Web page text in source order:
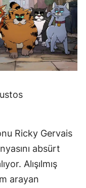
Ricky Gervais
absürt
Alışılmış
arayan